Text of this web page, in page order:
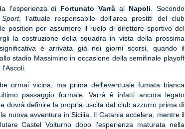
l'esperienza di Fortunato Varrà al Napoli . Secondo
, l'attuale responsabile dell'area prestiti del club
position per assumere il ruolo di direttore sportivo del
la costruzione della squadra in vista della prossima
è arrivata già nei giorni scorsi, quando il
stadio Massimino in occasione della semifinale playoff
ormai vicina, ma prima dell'eventuale fumata bianca
passaggio formale. Varrà è infatti ancora legato
dovrà definire la propria uscita dal club azzurro prima di
nuova avventura in Sicilia. Il Catania accelera, mentre il
Castel Volturno dopo l'esperienza maturata nella